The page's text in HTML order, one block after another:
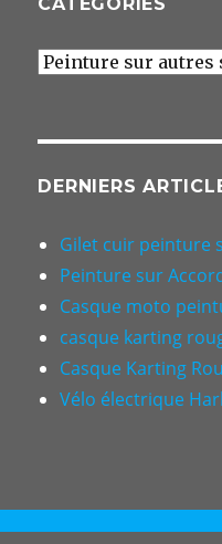
Catégories
DERNIERS
Gilet cuir peinture
Peinture sur
Casque moto
casque karting
Casque Karting
Vélo électrique